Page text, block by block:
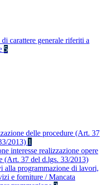
carattere generale riferiti a
5
delle procedure (Art. 37
2013) 1
interesse realizzazione opere
(Art. 37 del d.lgs. 33/2013)
alla programmazione di lavori,
e forniture / Mancata